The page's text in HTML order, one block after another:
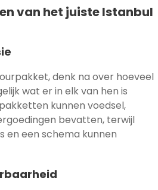
van het juiste Istanbul
denk na over hoeveel
wat er in elk van hen is
kunnen voedsel,
bevatten, terwijl
en een schema kunnen